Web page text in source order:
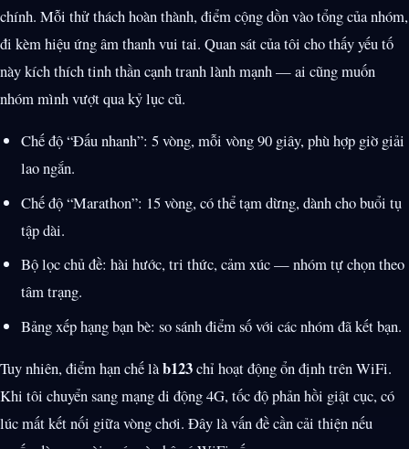
chính. Mỗi thử thách hoàn thành, điểm cộng dồn vào tổng của nhóm,
đi kèm hiệu ứng âm thanh vui tai. Quan sát của tôi cho thấy yếu tố
này kích thích tinh thần cạnh tranh lành mạnh — ai cũng muốn
nhóm mình vượt qua kỷ lục cũ.
Chế độ “Đấu nhanh”: 5 vòng, mỗi vòng 90 giây, phù hợp giờ giải
lao ngắn.
Chế độ “Marathon”: 15 vòng, có thể tạm dừng, dành cho buổi tụ
tập dài.
Bộ lọc chủ đề: hài hước, tri thức, cảm xúc — nhóm tự chọn theo
tâm trạng.
Bảng xếp hạng bạn bè: so sánh điểm số với các nhóm đã kết bạn.
Tuy nhiên, điểm hạn chế làb123chỉ hoạt động ổn định trên WiFi.
Khi tôi chuyển sang mạng di động 4G, tốc độ phản hồi giật cục, có
lúc mất kết nối giữa vòng chơi. Đây là vấn đề cần cải thiện nếu